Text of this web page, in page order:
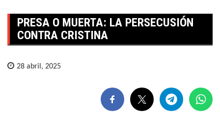
PRESA O MUERTA: LA PERSECUSIÓN
CONTRA CRISTINA
28 abril, 2025